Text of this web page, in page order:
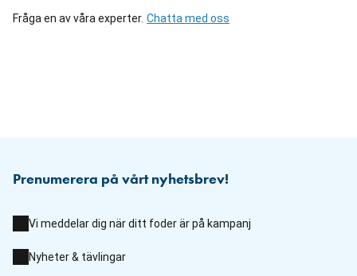
Fråga en av våra experter. Chatta med oss
Prenumerera på vårt nyhetsbrev!
Vi meddelar dig när ditt foder är på kampanj
Nyheter & tävlingar